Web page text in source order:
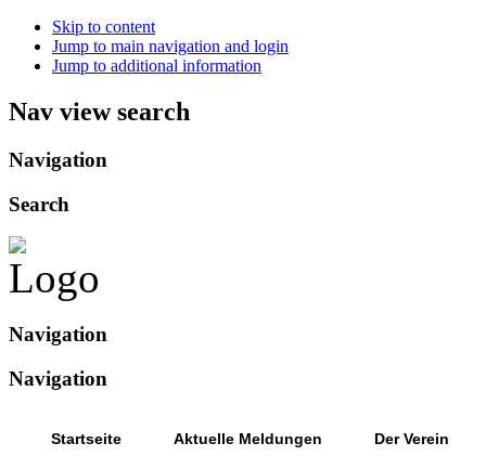
Skip to content
Jump to main navigation and login
Jump to additional information
Nav view search
Navigation
Search
Navigation
Navigation
Startseite Aktuelle Meldungen Der Verein